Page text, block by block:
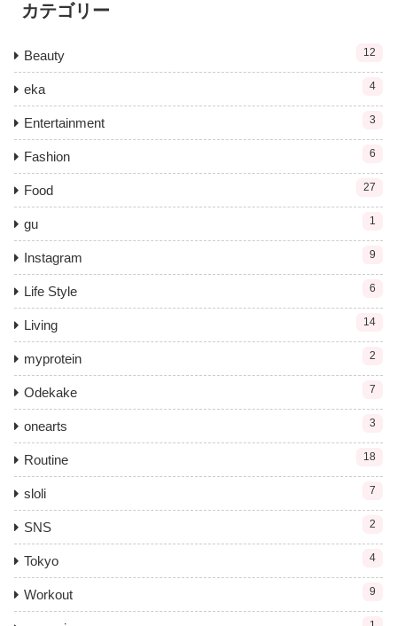
カテゴリー
Beauty 12
eka 4
Entertainment 3
Fashion 6
Food 27
gu 1
Instagram 9
Life Style 6
Living 14
myprotein 2
Odekake 7
onearts 3
Routine 18
sloli 7
SNS 2
Tokyo 4
Workout 9